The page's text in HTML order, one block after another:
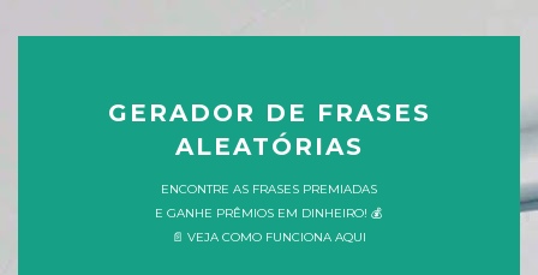
GERADOR DE FRASES
ALEATÓRIAS
ENCONTRE AS FRASES PREMIADAS
E GANHE PRÊMIOS EM DINHEIRO! 💰
📄 VEJA COMO FUNCIONA AQUI